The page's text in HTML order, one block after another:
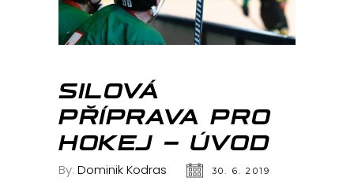
SILOVÁ
PŘÍPRAVA PRO
HOKEJ – ÚVOD
By: Dominik Kodras
30. 6. 2019